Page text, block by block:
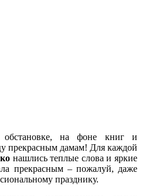
обстановке, на фоне книг и
прекрасным дамам! Для каждой
нашлись теплые слова и яркие
прекрасным – пожалуй, даже
празднику.